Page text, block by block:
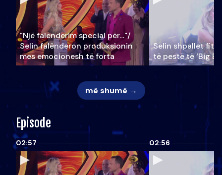
"Një falenderim special për…"/
Selin falënderon produksionin
mes emocionesh të forta
Selin shpallet
të pestë të ‘Big
më shumë →
Episode
02:57 02:56